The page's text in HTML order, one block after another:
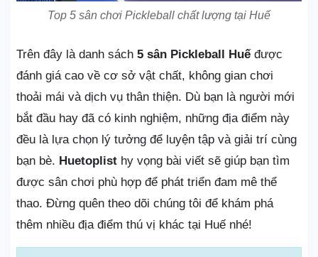
Top 5 sân chơi Pickleball chất lượng tại Huế
Trên đây là danh sách 5 sân Pickleball Huếđược
đánh giá cao về cơ sở vật chất, không gian chơi
thoải mái và dịch vụ thân thiện. Dù bạn là người mới
bắt đầu hay đã có kinh nghiệm, những địa điểm này
đều là lựa chọn lý tưởng để luyện tập và giải trí cùng
bạn bè. Huetoplist hy vọng bài viết sẽ giúp bạn tìm
được sân chơi phù hợp để phát triển đam mê thể
thao. Đừng quên theo dõi chúng tôi để khám phá
thêm nhiều địa điểm thú vị khác tại Huế nhé!